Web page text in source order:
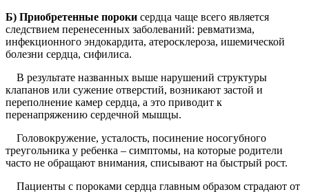
Б) Приобретенные пороки сердца чаще всего является
следствием перенесенных заболеваний: ревматизма,
инфекционного эндокардита, атеросклероза, ишемической
болезни сердца, сифилиса.
В результате названных выше нарушений структуры
клапанов или сужение отверстий, возникают застой и
переполнение камер сердца, а это приводит к
перенапряжению сердечной мышцы.
Головокружение, усталость, посинение носогубного
треугольника у ребенка – симптомы, на которые родители
часто не обращают внимания, списывают на быстрый рост.
Пациенты с пороками сердца главным образом страдают от